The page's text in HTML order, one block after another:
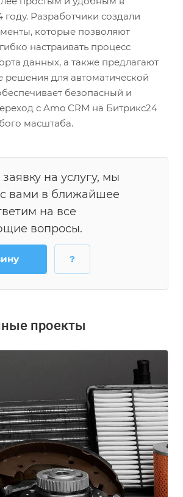
Разработчики создали
которые позволяют
настраивать процесс
данных, а также предлагают
для автоматической
безопасный и
с Amo CRM на Битрикс24
масштаба.
на услугу, мы
вами в ближайшее
на все
вопросы.
?
проекты